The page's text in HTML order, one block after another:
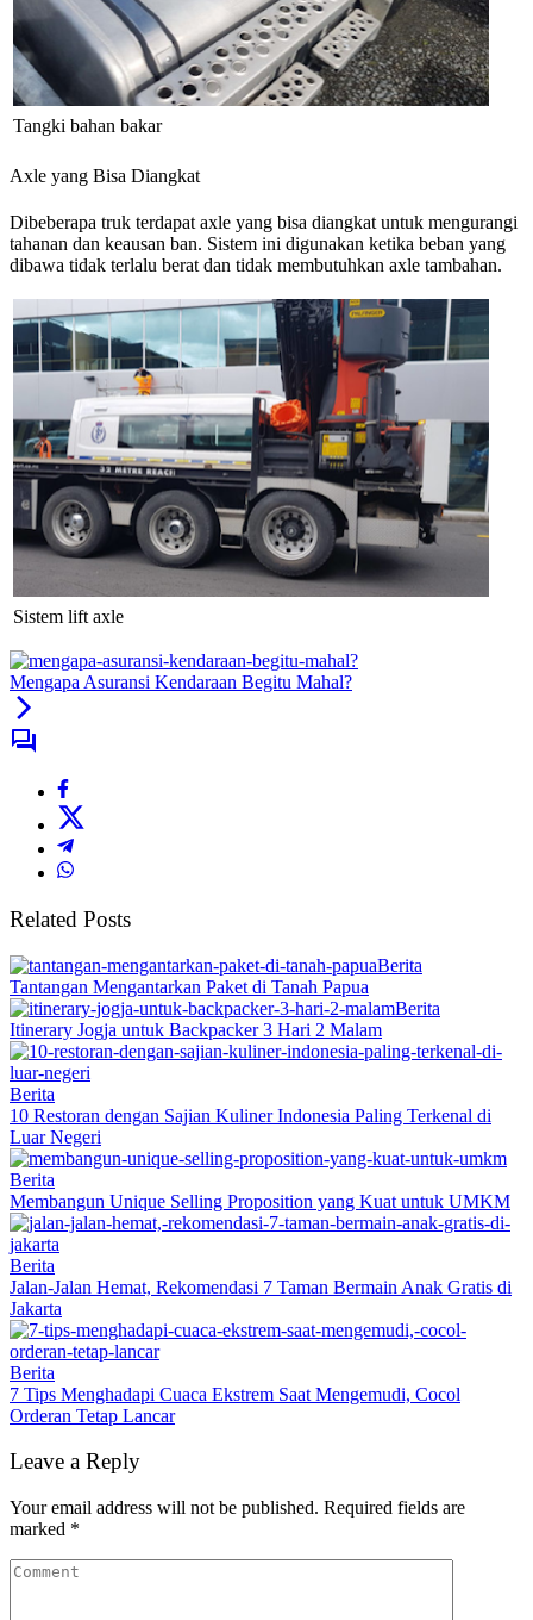
Tangki bahan bakar
Axle yang Bisa Diangkat
Dibeberapa truk terdapat axle yang bisa diangkat untuk mengurangi
tahanan dan keausan ban. Sistem ini digunakan ketika beban yang
dibawa tidak terlalu berat dan tidak membutuhkan axle tambahan.
Sistem lift axle
Mengapa Asuransi Kendaraan Begitu Mahal?
Related Posts
Berita
Tantangan Mengantarkan Paket di Tanah Papua
Berita
Itinerary Jogja untuk Backpacker 3 Hari 2 Malam
Berita
10 Restoran dengan Sajian Kuliner Indonesia Paling Terkenal di
Luar Negeri
Berita
Membangun Unique Selling Proposition yang Kuat untuk UMKM
Berita
Jalan-Jalan Hemat, Rekomendasi 7 Taman Bermain Anak Gratis di
Jakarta
Berita
7 Tips Menghadapi Cuaca Ekstrem Saat Mengemudi, Cocol
Orderan Tetap Lancar
Leave a Reply
Your email address will not be published. Required fields are
marked *